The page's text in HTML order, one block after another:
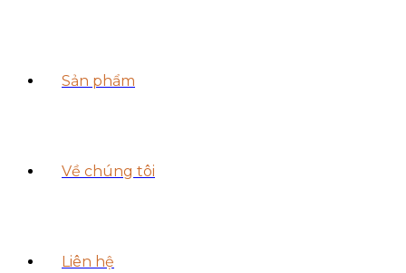
Sản phẩm
Về chúng tôi
Liên hệ